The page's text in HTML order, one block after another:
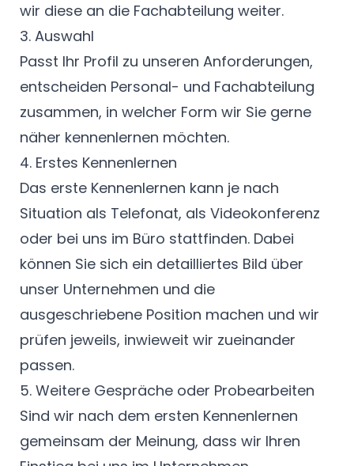
wir diese an die Fachabteilung weiter.
3. Auswahl
Passt Ihr Profil zu unseren Anforderungen,
entscheiden Personal- und Fachabteilung
zusammen, in welcher Form wir Sie gerne
näher kennenlernen möchten.
4. Erstes Kennenlernen
Das erste Kennenlernen kann je nach
Situation als Telefonat, als Videokonferenz
oder bei uns im Büro stattfinden. Dabei
können Sie sich ein detailliertes Bild über
unser Unternehmen und die
ausgeschriebene Position machen und wir
prüfen jeweils, inwieweit wir zueinander
passen.
5. Weitere Gespräche oder Probearbeiten
Sind wir nach dem ersten Kennenlernen
gemeinsam der Meinung, dass wir Ihren